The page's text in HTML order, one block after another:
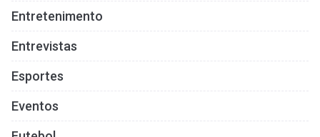
Entretenimento
Entrevistas
Esportes
Eventos